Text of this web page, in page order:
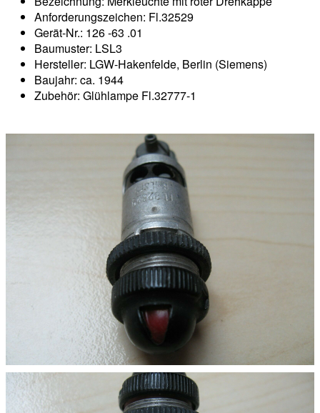
Anforderungszeichen: Fl.32529
Gerät-Nr.: 126 -63 .01
Baumuster: LSL3
Hersteller: LGW-Hakenfelde, Berlin (Siemens)
Baujahr: ca. 1944
Zubehör: Glühlampe Fl.32777-1